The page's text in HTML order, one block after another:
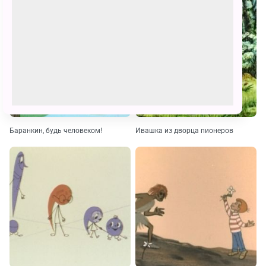
Баранкин, будь человеком! Ивашка из дворца пионеров